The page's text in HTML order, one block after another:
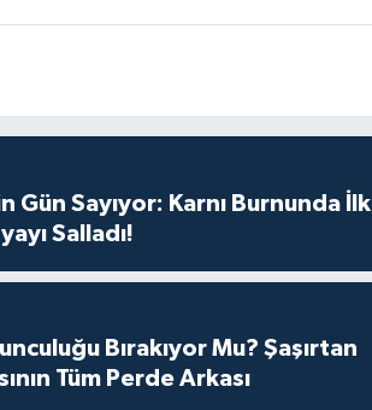
Gün Sayıyor: Karnı Burnunda İlk
Salladı!
Bırakıyor Mu? Şaşırtan
Tüm Perde Arkası